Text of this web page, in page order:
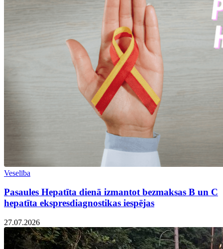
Veselība
Pasaules Hepatīta dienā izmantot bezmaksas B un C
hepatīta ekspresdiagnostikas iespējas
27.07.2026